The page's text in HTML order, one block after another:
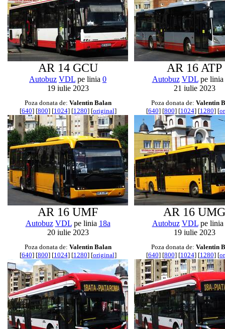
AR 14 GCU
Autobuz VDL pe linia 0
19 iulie 2023
AR 16 ATP
Autobuz VDLpe linia
21 iulie 2023
Poza donata de: Valentin Balan
[640] [800] [1024] [1280] [original]
AR 16 UMF
Autobuz VDLpe linia 18a
20 iulie 2023
Poza donata de: Valentin
[640] [800] [1024] [1280] [
AR 16 UMG
Autobuz VDLpe linia
19 iulie 2023
Poza donata de: Valentin Balan
[640] [800] [1024] [1280] [original]
Poza donata de: Valentin
[640] [800] [1024] [1280] [